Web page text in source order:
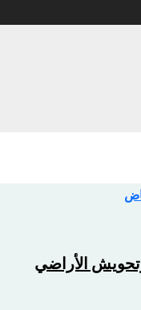
الأراضي